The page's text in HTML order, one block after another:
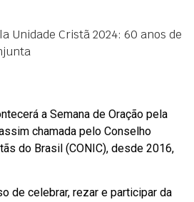
Unidade Cristã 2024: 60 anos de
a Semana de Oração pela
chamada pelo Conselho
do Brasil (CONIC), desde 2016,
de celebrar, rezar e participar da